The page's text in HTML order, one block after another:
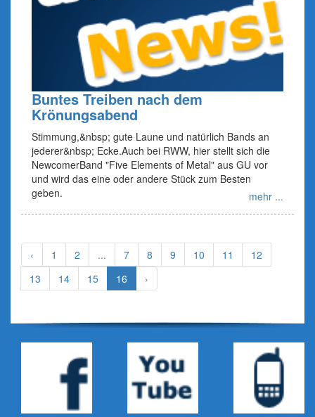
Buntes Treiben nach dem
Krönungsabend
Stimmung,&nbsp; gute Laune und natürlich Bands an
jederer&nbsp; Ecke.Auch bei RWW, hier stellt sich die
NewcomerBand "Five Elements of Metal" aus GU vor
und wird das eine oder andere Stück zum Besten
geben.
mehr ...
‹ 1 2 ... 7 8 9 10 11
12
13
14 15 16 ›